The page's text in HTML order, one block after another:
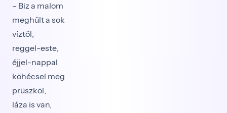
– Biz a malom
meghűlt a sok
víztől,
reggel-este,
éjjel-nappal
köhécsel meg
prüszköl,
láza is van,